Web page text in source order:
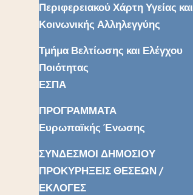
Περιφερειακού Χάρτη Υγείας και
Κοινωνικής Αλληλεγγύης
Τμήμα Βελτίωσης και Ελέγχου
Ποιότητας
ΕΣΠΑ
ΠΡΟΓΡΑΜΜΑΤΑ
Ευρωπαϊκής Ένωσης
ΣΥΝΔΕΣΜΟΙ ΔΗΜΟΣΙΟΥ
ΠΡΟΚΥΡΗΞΕΙΣ ΘΕΣΕΩΝ /
ΕΚΛΟΓΕΣ